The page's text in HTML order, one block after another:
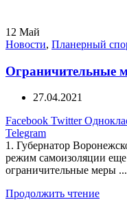
12 Май
Новости, Планерный
Ограничительные
27.04.2021
Facebook Twitter
Telegram
1. Губернатор
режим самоизоляции
ограничительные меры ...
Продолжить чтение